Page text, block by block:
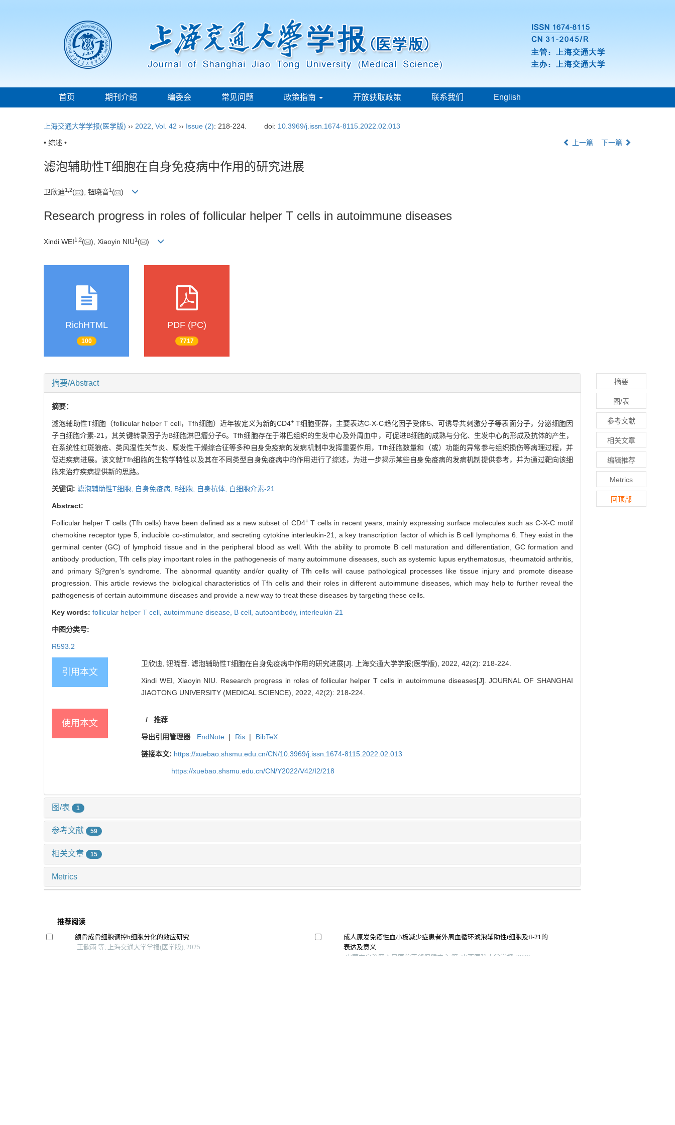
首页 期刊介绍 编委会 常见问题 政策指南 开放获取政策 联系我们 English
上海交通大学学报(医学版) ›› 2022 Vol. 42 ›› Issue (2): 218-224. doi: 10.3969/j.issn.1674-8115.2022.02.013
• 综述 • 上一篇 下一篇
滤泡辅助性T细胞在自身免疫病中作用的研究进展
卫欣迪1 2( ), 钮晓音1 ( )
Research progress in roles of follicular helper T cells in autoimmune diseases
Xindi WEI1 2( ), Xiaoyin NIU1 ( )
RichHTML
100
PDF (PC)
7717
摘要/Abstract
摘要：
滤泡辅助性T细胞（follicular helper T cell，Tfh细胞）近年被定义为新的CD4+ T细胞亚群，主要表达C-X-C趋化因子受体5、可诱导共刺激分子等表面分子，分泌细胞因
子白细胞介素-21，其关键转录因子为B细胞淋巴瘤分子6。Tfh细胞存在于淋巴组织的生发中心及外周血中，可促进B细胞的成熟与分化、生发中心的形成及抗体的产生，
在系统性红斑狼疮、类风湿性关节炎、原发性干燥综合征等多种自身免疫病的发病机制中发挥重要作用，Tfh细胞数量和（或）功能的异常参与组织损伤等病理过程，并
促进疾病进展。该文就Tfh细胞的生物学特性以及其在不同类型自身免疫病中的作用进行了综述，为进一步揭示某些自身免疫病的发病机制提供参考，并为通过靶向该细
胞来治疗疾病提供新的思路。
关键词: 滤泡辅助性T细胞, 自身免疫病, B细胞, 自身抗体, 白细胞介素-21
Abstract:
Follicular helper T cells (Tfh cells) have been defined as a new subset of CD4+ T cells in recent years, mainly expressing surface molecules such as C-X-C motif
chemokine receptor type 5, inducible co-stimulator, and secreting cytokine interleukin-21, a key transcription factor of which is B cell lymphoma 6. They exist in the
germinal center (GC) of lymphoid tissue and in the peripheral blood as well. With the ability to promote B cell maturation and differentiation, GC formation and
antibody production, Tfh cells play important roles in the pathogenesis of many autoimmune diseases, such as systemic lupus erythematosus, rheumatoid arthritis,
and primary Sj?gren's syndrome. The abnormal quantity and/or quality of Tfh cells will cause pathological processes like tissue injury and promote disease
progression. This article reviews the biological characteristics of Tfh cells and their roles in different autoimmune diseases, which may help to further reveal the
pathogenesis of certain autoimmune diseases and provide a new way to treat these diseases by targeting these cells.
Key words: follicular helper T cell, autoimmune disease, B cell, autoantibody, interleukin-21
中图分类号:
R593.2
引用本文
卫欣迪, 钮晓音. 滤泡辅助性T细胞在自身免疫病中作用的研究进展[J]. 上海交通大学学报(医学版), 2022, 42(2): 218-224.
Xindi WEI, Xiaoyin NIU. Research progress in roles of follicular helper T cells in autoimmune diseases[J]. JOURNAL OF SHANGHAI
JIAOTONG UNIVERSITY (MEDICAL SCIENCE), 2022, 42(2): 218-224.
使用本文 / 推荐
导出引用管理器 EndNote | Ris | BibTeX
链接本文: https://xuebao.shsmu.edu.cn/CN/10.3969/j.issn.1674-8115.2022.02.013
https://xuebao.shsmu.edu.cn/CN/Y2022/V42/I2/218
图/表 1
参考文献 59
相关文章 15
Metrics
推荐阅读
颌骨成骨细胞调控b细胞分化的效应研究
王歆雨 等, 上海交通大学学报(医学版), 2025
成人原发免疫性血小板减少症患者外周血循环滤泡辅助性t细胞及il-21的
表达及意义
内蒙古自治区人民医院干部保健中心 等, 山西医科大学学报, 2026
摘要
图/表
参考文献
相关文章
编辑推荐
Metrics
回顶部